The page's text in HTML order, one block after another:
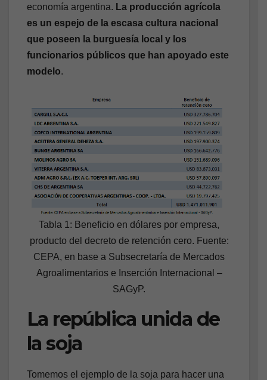
economía argentina. La producción agrícola
es un espejo de la escasa cultura nacional
que poseen la burguesía local y los
funcionarios públicos que han apoyado este
modelo.
Tabla 1: Beneficio en dólares por empresa,
producto del decreto de retención cero. Fuente:
CEPA, en base a Subsecretaría de Mercados
Agroalimentarios e Inserción Internacional –
SAGyP.
La república unida de
la soja
Tomemos el ejemplo de la soja para hacer una